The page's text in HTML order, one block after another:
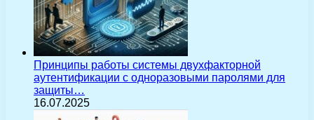
Принципы работы системы двухфакторной
аутентификации с одноразовыми паролями для
защиты…
16.07.2025